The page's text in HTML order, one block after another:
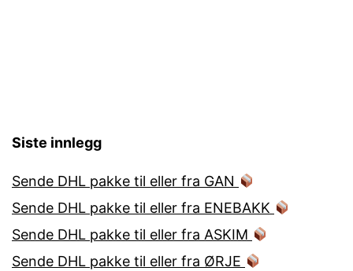
Siste innlegg
Sende DHL pakke til eller fra GAN
Sende DHL pakke til eller fra ENEBAKK
Sende DHL pakke til eller fra ASKIM
Sende DHL pakke til eller fra ØRJE